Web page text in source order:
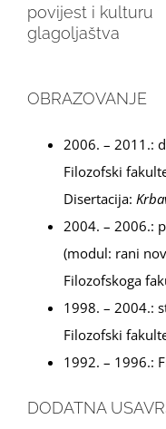
povijest i kulturu
glagoljaštva
OBRAZOVANJE
2006. – 2011.:
Filozofski
Disertacija:
2004. – 2006.:
(modul: rani
Filozofskoga
1998. – 2004.:
Filozofski
1992. – 1996.:
DODATNA